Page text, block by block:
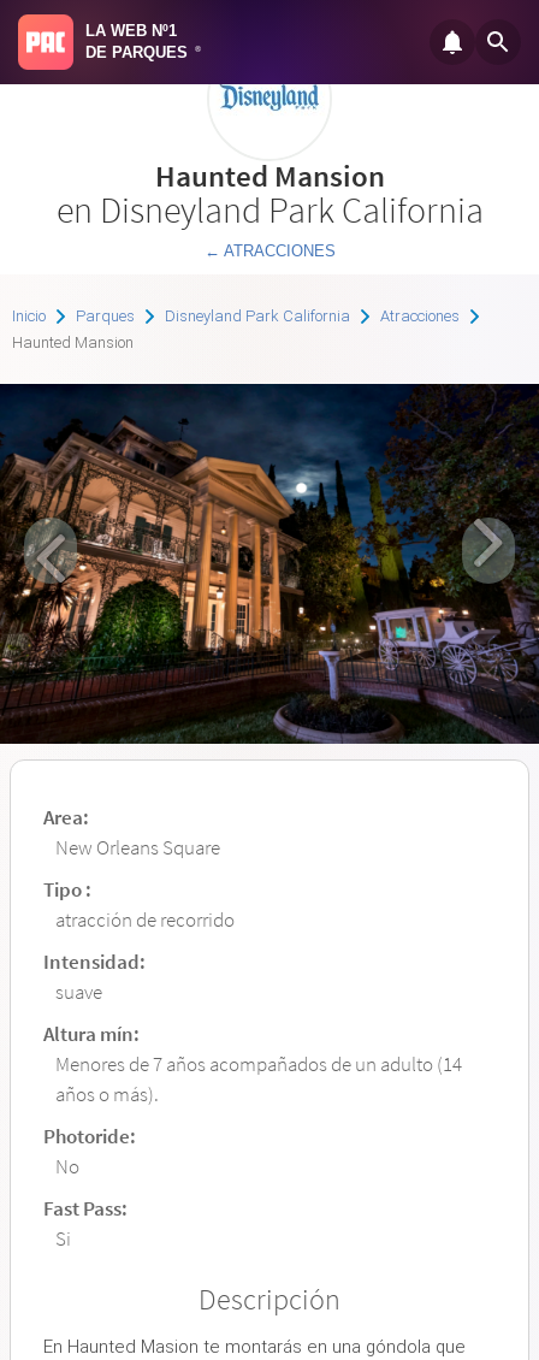
LA WEB Nº1
DE PARQUES
®
Haunted Mansion
en Disneyland Park California
← ATRACCIONES
Inicio Parques Disneyland Park California
Atracciones
Haunted Mansion
Area:
New Orleans Square
Tipo :
atracción de recorrido
Intensidad:
suave
Altura mín:
Menores de 7 años acompañados de un adulto (14
años o más).
Photoride:
No
Fast Pass:
Si
Descripción
En Haunted Masion te montarás en una góndola que